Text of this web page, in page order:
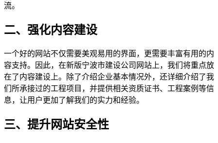
流。
二、强化内容建设
一个好的网站不仅需要美观易用的界面，更需要丰富有用的内
容支持。因此，在新版宁波市建设公司网站上，我们将重点放
在了内容建设上。除了介绍企业基本情况外，还详细介绍了我
们所承接过的工程项目，并提供相关资质证书、工程案例等信
息，让用户更加了解我们的实力和经验。
三、提升网站安全性